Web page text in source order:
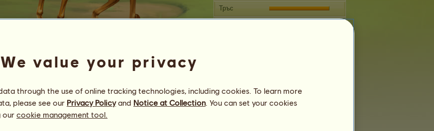
Gold Hungry Horse
08:00
Здраве
100%
Дух
100%
Тръс
We value your privacy
through the use of online tracking technologies, including cookies. To learn more
please see our Privacy Policyand Notice at Collection. You can set your cookies
our cookie management tool.